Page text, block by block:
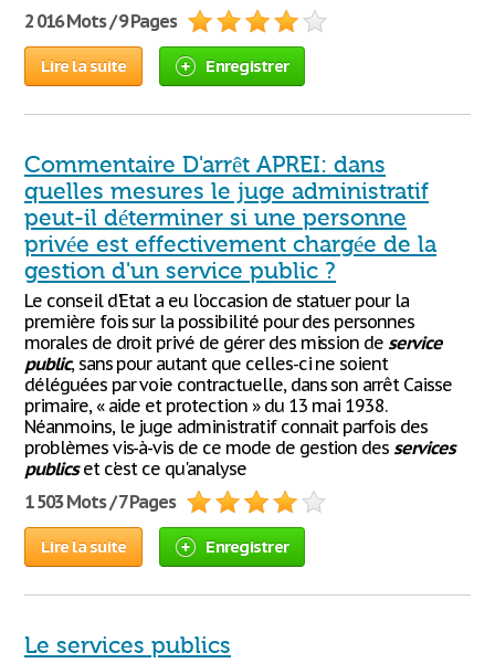
2 016 Mots / 9 Pages
Lire la suite Enregistrer
Commentaire D'arrêt APREI: dans
quelles mesures le juge administratif
peut-il déterminer si une personne
privée est effectivement chargée de la
gestion d'un service public ?
Le conseil d'Etat a eu l'occasion de statuer pour la
première fois sur la possibilité pour des personnes
morales de droit privé de gérer des mission deservice
public, sans pour autant que celles-ci ne soient
déléguées par voie contractuelle, dans son arrêt Caisse
primaire, « aide et protection » du 13 mai 1938.
Néanmoins, le juge administratif connait parfois des
problèmes vis-à-vis de ce mode de gestion desservices
publicset c'est ce qu'analyse
1 503 Mots / 7 Pages
Lire la suite Enregistrer
Le services publics